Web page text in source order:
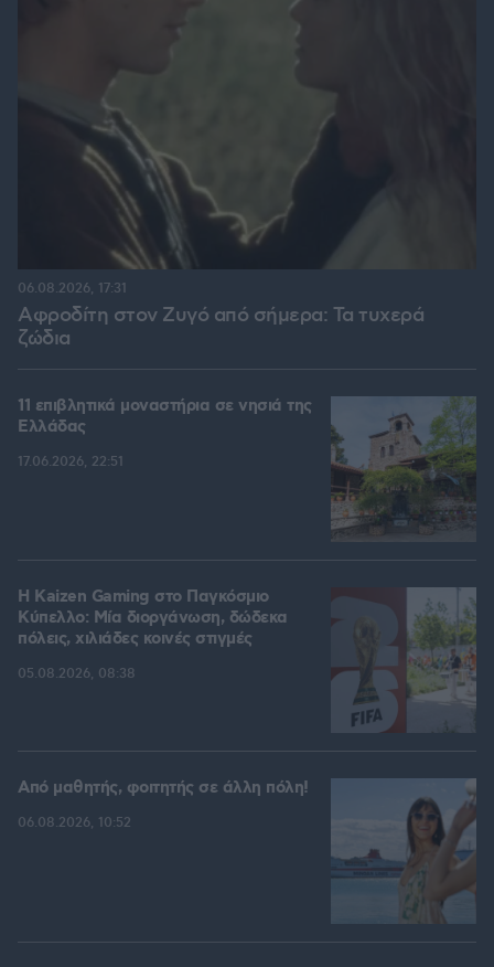
Αφροδίτη στον Ζυγό από σήμερα: Τα τυχερά
ζώδια
06.08.2026, 17:31
11 επιβλητικά μοναστήρια σε νησιά της
Ελλάδας
17.06.2026, 22:51
H Kaizen Gaming στο Παγκόσμιο
Kύπελλο: Μία διοργάνωση, δώδεκα
πόλεις, χιλιάδες κοινές στιγμές
05.08.2026, 08:38
Από μαθητής, φοιτητής σε άλλη πόλη!
06.08.2026, 10:52